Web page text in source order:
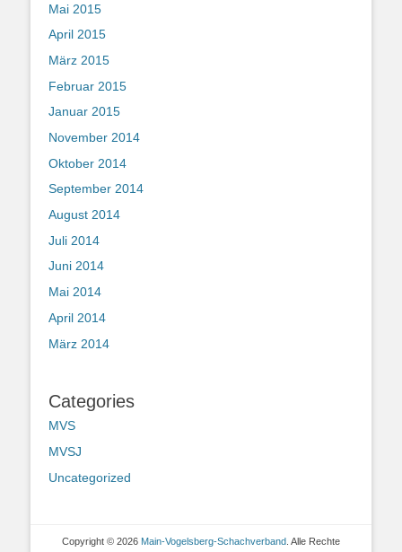
Mai 2015
April 2015
März 2015
Februar 2015
Januar 2015
November 2014
Oktober 2014
September 2014
August 2014
Juli 2014
Juni 2014
Mai 2014
April 2014
März 2014
Categories
MVS
MVSJ
Uncategorized
Copyright © 2026 Main-Vogelsberg-Schachverband . Alle Rechte